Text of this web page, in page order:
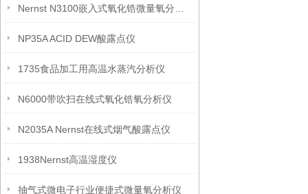
NP35A ACID DEW酸露点仪
1735食品加工用高温水蒸汽分析仪
N6000带吹扫在线式氧化锆氧分析仪
N2035A Nernst在线式烟气酸露点仪
1938Nernst高温湿度仪
抽气式微电子行业便捷式微量氧分析仪